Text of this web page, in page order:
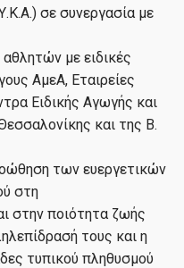
σε συνεργασία με
με ειδικές
ΑμεΑ, Εταιρείες
Ειδικής Αγωγής και
και της Β.
των ευεργετικών
στη
στην ποιότητα ζωής
τους και η
τυπικού πληθυσμού